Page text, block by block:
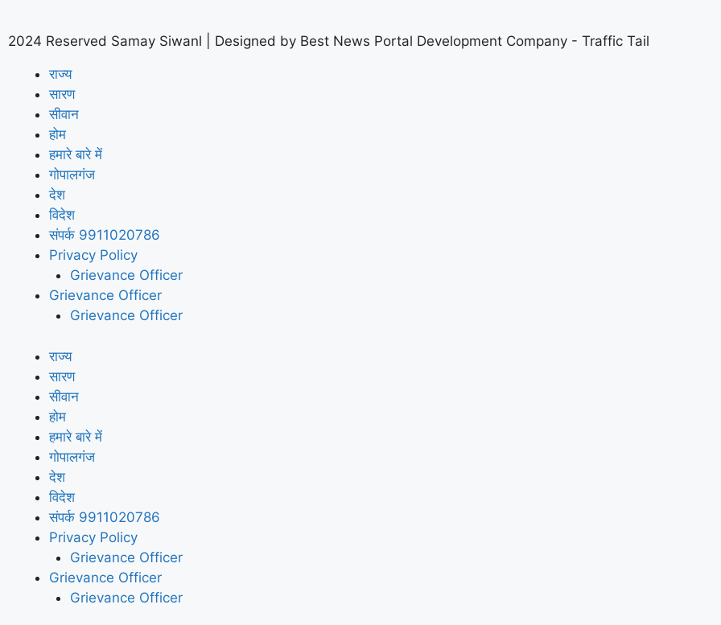
2024 Reserved Samay Siwanl | Designed by Best News Portal Development Company - Traffic Tail
राज्य
सारण
सीवान
होम
हमारे बारे में
गोपालगंज
देश
विदेश
संपर्क 9911020786
Privacy Policy
Grievance Officer
Grievance Officer
Grievance Officer
राज्य
सारण
सीवान
होम
हमारे बारे में
गोपालगंज
देश
विदेश
संपर्क 9911020786
Privacy Policy
Grievance Officer
Grievance Officer
Grievance Officer